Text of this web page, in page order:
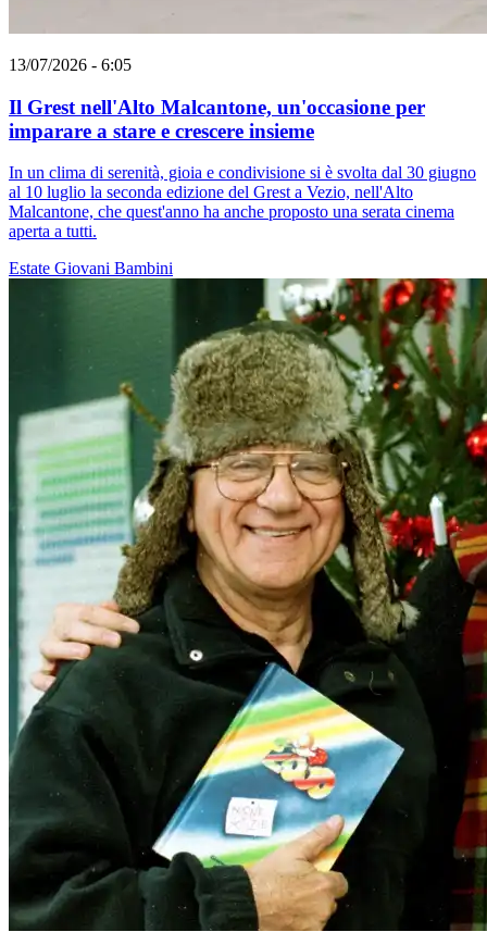
13/07/2026 - 6:05
Il Grest nell'Alto Malcantone, un'occasione per
imparare a stare e crescere insieme
In un clima di serenità, gioia e condivisione si è svolta dal 30 giugno
al 10 luglio la seconda edizione del Grest a Vezio, nell'Alto
Malcantone, che quest'anno ha anche proposto una serata cinema
aperta a tutti.
Estate Giovani Bambini